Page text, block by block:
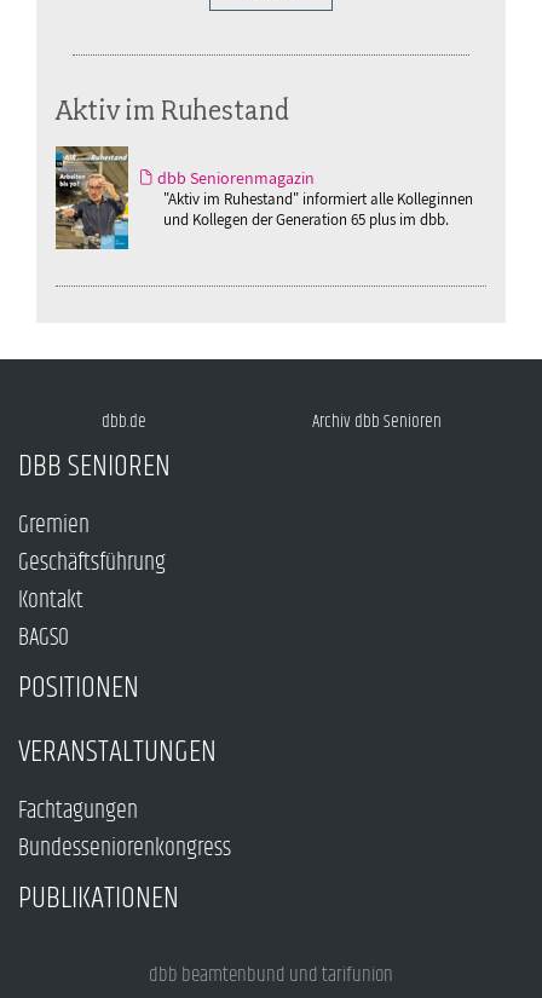
Aktiv im Ruhestand
dbb Seniorenmagazin
"Aktiv im Ruhestand" informiert alle Kolleginnen
und Kollegen der Generation 65 plus im dbb.
dbb.de Archiv dbb Senioren
DBB SENIOREN
Gremien
Geschäftsführung
Kontakt
BAGSO
POSITIONEN
VERANSTALTUNGEN
Fachtagungen
Bundesseniorenkongress
PUBLIKATIONEN
dbb beamtenbund und tarifunion